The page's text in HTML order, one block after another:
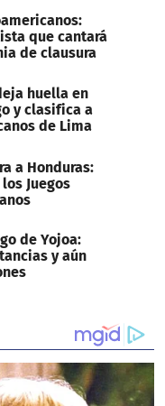
que cantará
de clausura
huella en
y clasifica a
de Lima
a Honduras:
Juegos
de Yojoa:
y aún